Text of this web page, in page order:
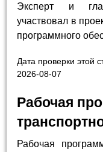
Эксперт и
участвовал в
программного
Дата проверки этой
2026-08-07
Рабочая
Рабочая